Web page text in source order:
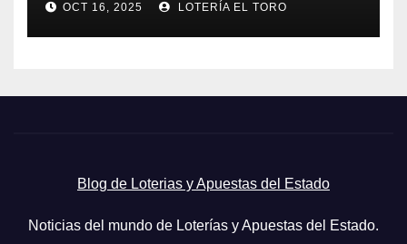
OCT 16, 2025 LOTERÍA EL TORO
Blog de Loterias y Apuestas del Estado
Noticias del mundo de Loterías y Apuestas del Estado.